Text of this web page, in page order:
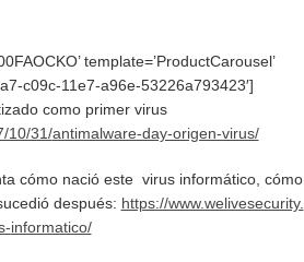
template=’ProductCarousel’
c09c-11e7-a96e-53226a793423′]
como primer virus
10/31/antimalware-day-origen-virus/
cómo nació este virus informático, cómo
después: https://www.welivesecurity.
informatico/